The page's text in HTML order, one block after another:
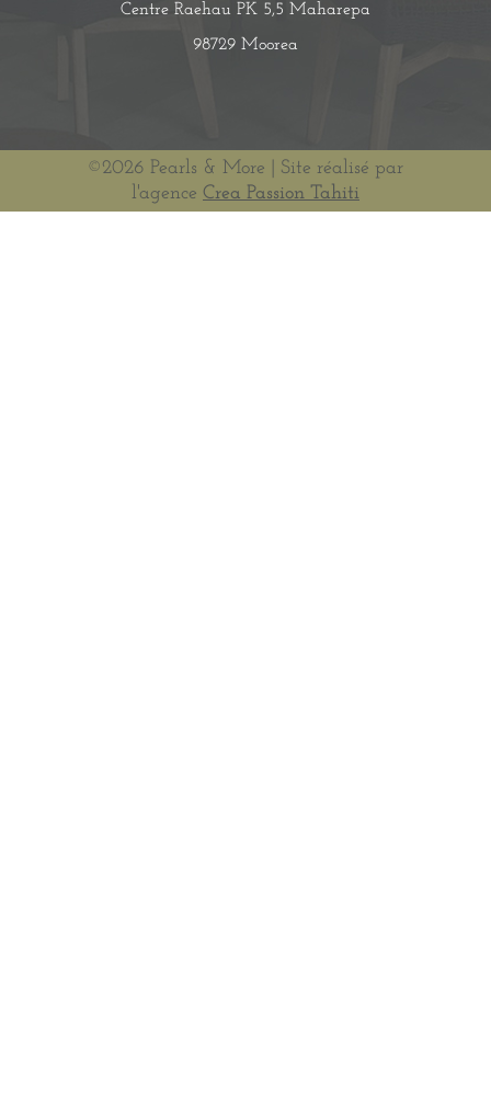
Centre Raehau PK 5,5 Maharepa
98729 Moorea
©2026 Pearls & More | Site réalisé par
l'agence Crea Passion Tahiti